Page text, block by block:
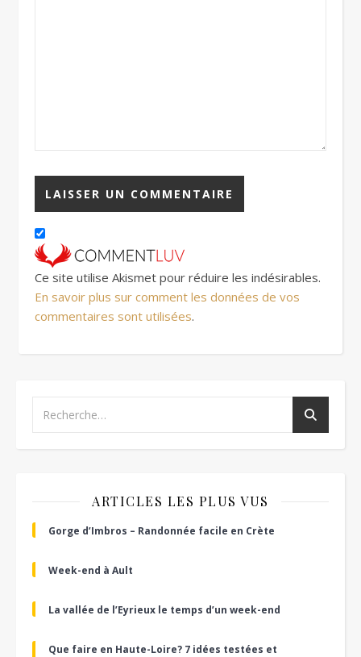
Ce site utilise Akismet pour réduire les indésirables.
En savoir plus sur comment les données de vos
commentaires sont utilisées.
ARTICLES LES PLUS VUS
Gorge d’Imbros – Randonnée facile en Crète
Week-end à Ault
La vallée de l’Eyrieux le temps d’un week-end
Que faire en Haute-Loire? 7 idées testées et